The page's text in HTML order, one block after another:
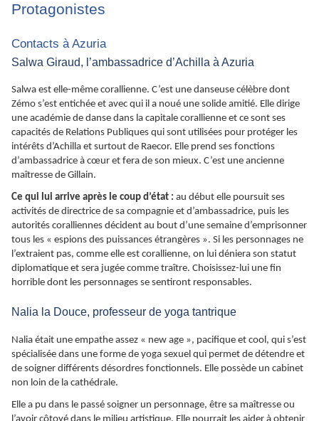
Protagonistes
Contacts à Azuria
Salwa Giraud, l’ambassadrice d’Achilla à Azuria
Salwa est elle-même corallienne. C’est une danseuse célèbre dont
Zémo s’est entichée et avec qui il a noué une solide amitié. Elle dirige
une académie de danse dans la capitale corallienne et ce sont ses
capacités de Relations Publiques qui sont utilisées pour protéger les
intérêts d’Achilla et surtout de Raecor. Elle prend ses fonctions
d’ambassadrice à cœur et fera de son mieux. C’est une ancienne
maîtresse de Gillain.
Ce qui lui arrive après le coup d’état : au début elle poursuit ses
activités de directrice de sa compagnie et d’ambassadrice, puis les
autorités coralliennes décident au bout d’une semaine d’emprisonner
tous les « espions des puissances étrangères ». Si les personnages ne
l’extraient pas, comme elle est corallienne, on lui déniera son statut
diplomatique et sera jugée comme traître. Choisissez-lui une fin
horrible dont les personnages se sentiront responsables.
Nalia la Douce, professeur de yoga tantrique
Nalia était une empathe assez « new age », pacifique et cool, qui s’est
spécialisée dans une forme de yoga sexuel qui permet de détendre et
de soigner différents désordres fonctionnels. Elle possède un cabinet
non loin de la cathédrale.
Elle a pu dans le passé soigner un personnage, être sa maîtresse ou